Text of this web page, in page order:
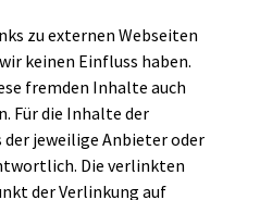
zu externen Webseiten
keinen Einfluss haben.
fremden Inhalte auch
Für die Inhalte der
jeweilige Anbieter oder
Die verlinkten
der Verlinkung auf